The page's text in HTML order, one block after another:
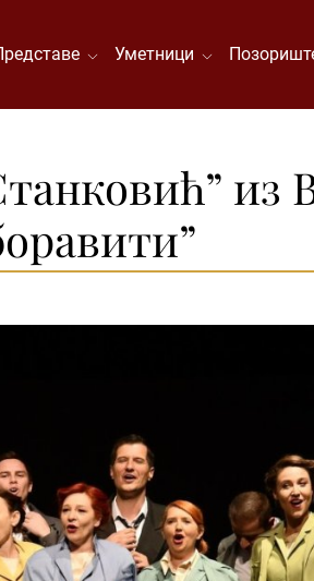
Уметници
из